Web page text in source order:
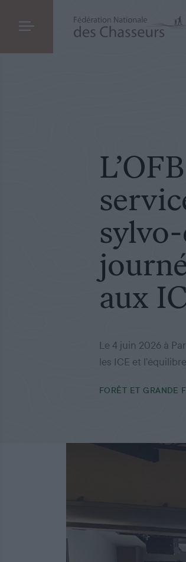
aux
Le 4 juin 2026 à
les ICE et
FORÊT ET GRANDE